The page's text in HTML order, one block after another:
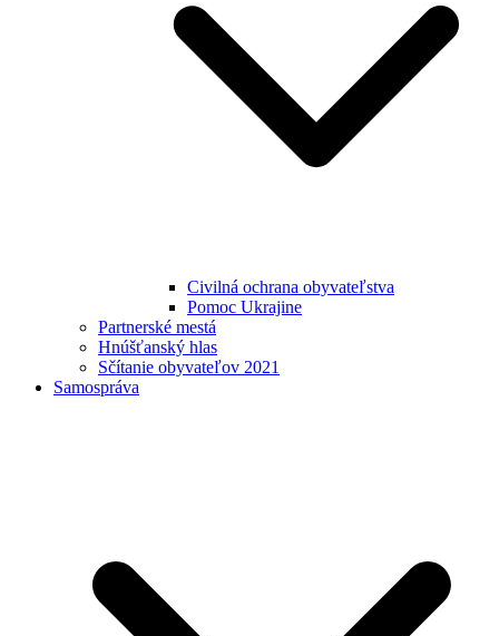
Civilná ochrana obyvateľstva
Pomoc Ukrajine
Partnerské mestá
Hnúšťanský hlas
Sčítanie obyvateľov 2021
Samospráva